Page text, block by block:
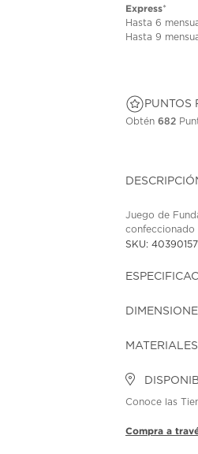
Express*
Hasta6
Hasta9
PUNTOS
Obtén682
Juego de
confeccionado
SKU: 40390157
MATERIALES
Conoce las
Compra a